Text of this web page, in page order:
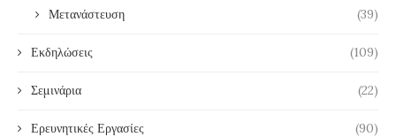
Μετανάστευση (39)
Εκδηλώσεις (109)
Σεμινάρια (22)
Ερευνητικές Εργασίες (90)